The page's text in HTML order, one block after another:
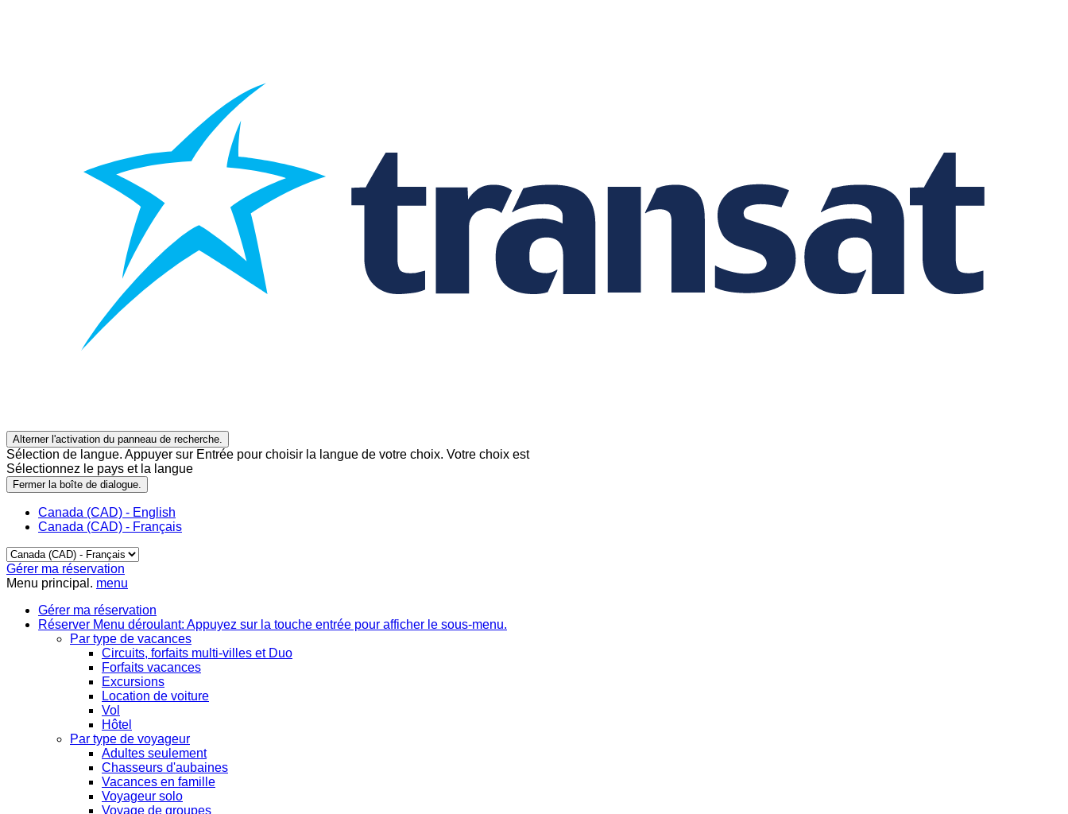
Alterner l'activation du panneau de recherche.
Sélection de langue. Appuyer sur Entrée pour choisir la langue de votre choix. Votre choix est
Sélectionnez le pays et la langue
Fermer la boîte de dialogue.
Canada (CAD) - English
Canada (CAD) - Français
Gérer ma réservation
Menu principal. menu
Gérer ma réservation
Réserver Menu déroulant: Appuyez sur la touche entrée pour afficher le sous-menu.
Par type de vacances
Circuits, forfaits multi-villes et Duo
Forfaits vacances
Excursions
Location de voiture
Vol
Hôtel
Par type de voyageur
Adultes seulement
Chasseurs d'aubaines
Vacances en famille
Voyageur solo
Voyage de groupes